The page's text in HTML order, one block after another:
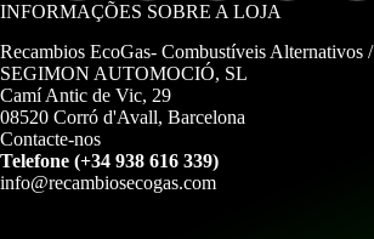
m
a
c
i
ó
n
INFORMAÇÕES SOBRE A LOJA
Recambios EcoGas- Combustíveis Alternativos /
SEGIMON AUTOMOCIÓ, SL
Camí Antic de Vic, 29
08520 Corró d'Avall, Barcelona
Contacte-nos
Telefone (+34 938 616 339)
info@recambiosecogas.com